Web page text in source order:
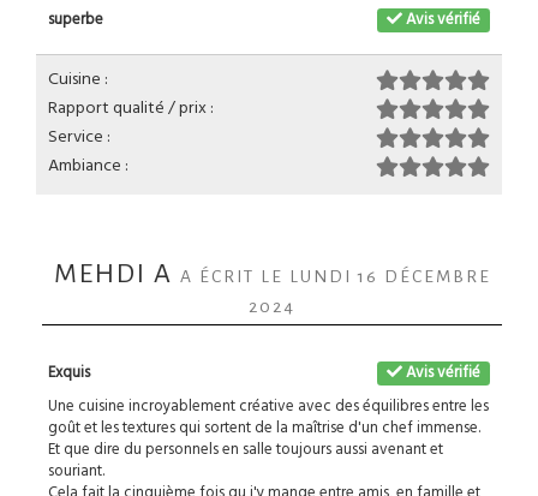
Avis vérifié
superbe
Cuisine :
Rapport qualité / prix :
Service :
Ambiance :
MEHDI A A ÉCRIT LE LUNDI 16 DÉCEMBRE
2024
Avis vérifié
Exquis
Une cuisine incroyablement créative avec des équilibres entre les
goût et les textures qui sortent de la maîtrise d'un chef immense.
Et que dire du personnels en salle toujours aussi avenant et
souriant.